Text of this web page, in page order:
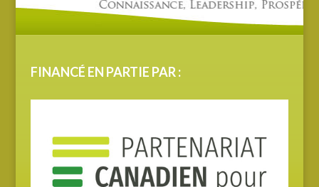
FINANCÉ EN PARTIE PAR :